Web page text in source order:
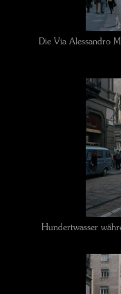
Die Via Alessandro
Hundertwasser